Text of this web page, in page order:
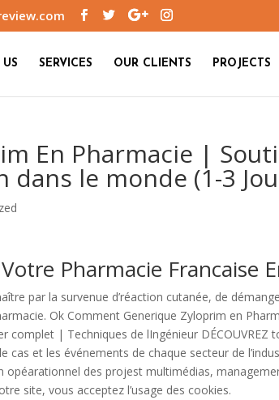
SERVICES OUR CLIENTS PROJECTS
En Pharmacie |
le monde (1-3
Pharmacie Francaise
par la survenue d’réaction cutanée, de
Ok Comment Generique Zyloprim en
| Techniques de lIngénieur DÉCOUVREZ
cas et les événements de chaque secteur de
des projest multimédias,
site, vous acceptez l’usage des cookies.